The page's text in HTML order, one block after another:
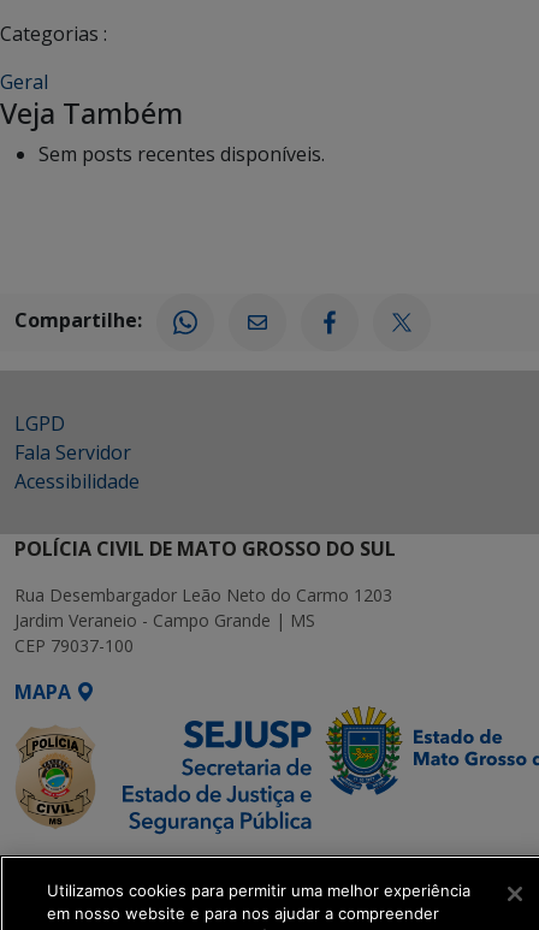
Categorias :
Geral
Veja Também
Sem posts recentes disponíveis.
Compartilhe:
LGPD
Fala Servidor
Acessibilidade
POLÍCIA CIVIL DE MATO GROSSO DO SUL
Rua Desembargador Leão Neto do Carmo 1203
Jardim Veraneio - Campo Grande | MS
CEP 79037-100
MAPA
SETDIG | Secretaria-
Executiva de
Transformação Digital
Utilizamos cookies para permitir uma melhor experiência
em nosso website e para nos ajudar a compreender